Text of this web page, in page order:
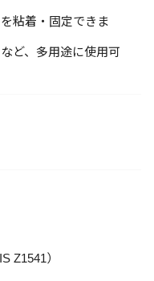
粘着・固定できま
ど、多用途に使用可
Z1541）